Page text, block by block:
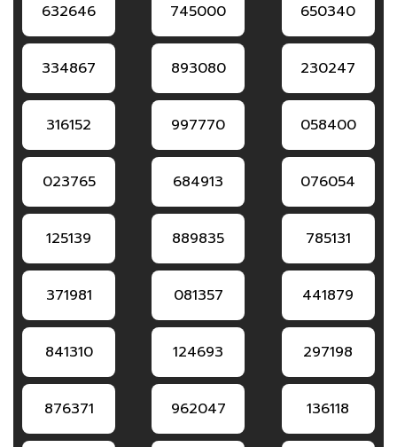
632646 745000 650340
334867 893080 230247
316152 997770 058400
023765 684913 076054
125139 889835 785131
371981 081357 441879
841310 124693 297198
876371 962047 136118